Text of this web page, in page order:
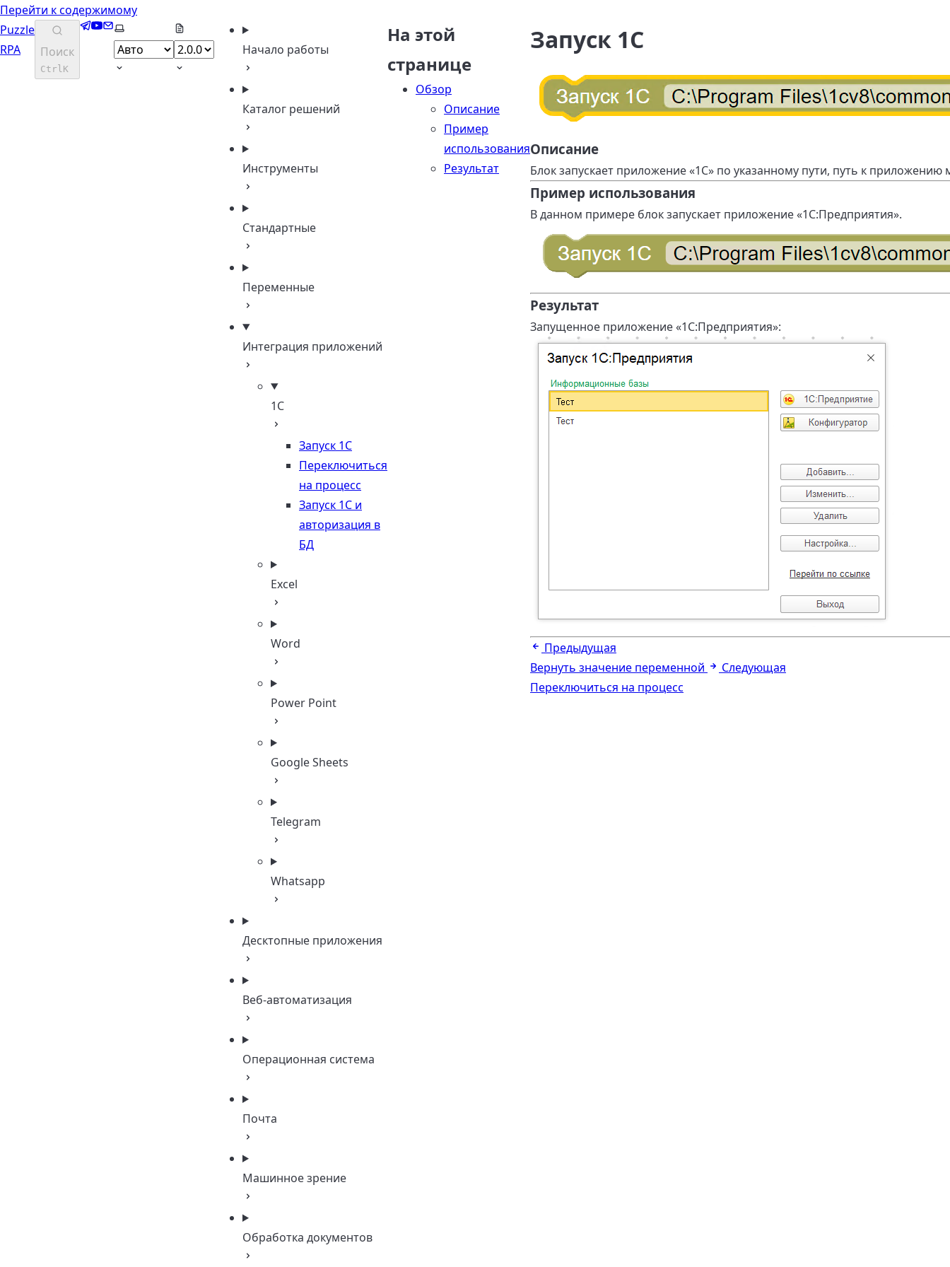
Перейти к содержимому
Puzzle
RPA
Поиск
CtrlK
Telegram
YouTube
EmailВыберите тему
Начало работы
Каталог решений
Инструменты
Стандартные
Переменные
Интеграция приложений
1С
Запуск 1С
Переключиться
на процесс
Запуск 1С и
авторизация в
БД
Excel
Word
Power Point
Google Sheets
Telegram
Whatsapp
Десктопные приложения
Веб-автоматизация
Операционная система
Почта
Машинное зрение
Обработка документов
На этой
странице
Обзор
Описание
Пример
использования
Результат
Запуск 1С
Описание
Блок запускает приложение «1С» по указанному пути, путь к
Пример использования
В данном примере блок запускает приложение «1С:Предприятия».
Результат
Запущенное приложение «1С:Предприятия»:
Предыдущая
Вернуть значение переменной
Следующая
Переключиться на процесс